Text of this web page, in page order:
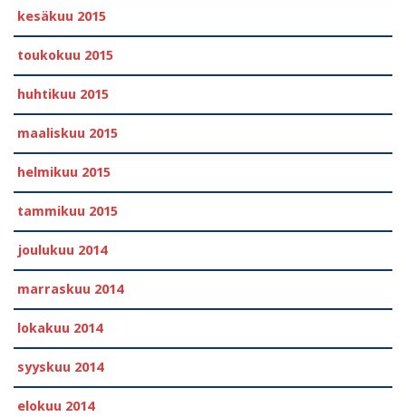
kesäkuu 2015
toukokuu 2015
huhtikuu 2015
maaliskuu 2015
helmikuu 2015
tammikuu 2015
joulukuu 2014
marraskuu 2014
lokakuu 2014
syyskuu 2014
elokuu 2014